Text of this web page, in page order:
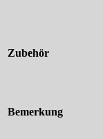
Zubehör
Bemerkung